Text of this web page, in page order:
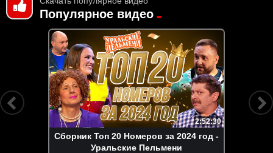
Популярное видео
2:52:30
Сборник Топ 20 Номеров за 2024 год -
Уральские Пельмени